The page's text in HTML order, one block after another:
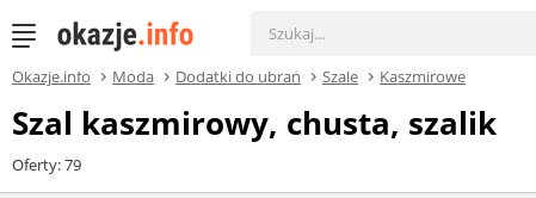
Okazje.info Moda Dodatki do ubrań Szale Kaszmirowe
Szal kaszmirowy, chusta, szalik
Oferty: 79